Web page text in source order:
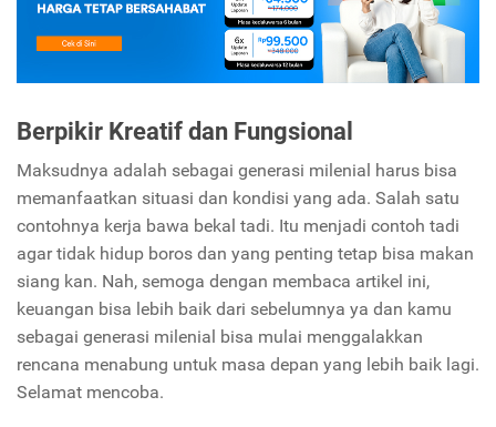
Berpikir Kreatif dan Fungsional
Maksudnya adalah sebagai generasi milenial harus bisa
memanfaatkan situasi dan kondisi yang ada. Salah satu
contohnya kerja bawa bekal tadi. Itu menjadi contoh tadi
agar tidak hidup boros dan yang penting tetap bisa makan
siang kan. Nah, semoga dengan membaca artikel ini,
keuangan bisa lebih baik dari sebelumnya ya dan kamu
sebagai generasi milenial bisa mulai menggalakkan
rencana menabung untuk masa depan yang lebih baik lagi.
Selamat mencoba.